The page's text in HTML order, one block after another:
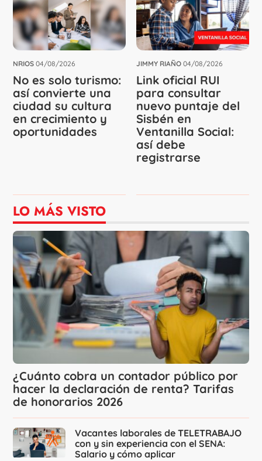
NRIOS 04/08/2026
No es solo turismo:
así convierte una
ciudad su cultura
en crecimiento y
oportunidades
JIMMY RIAÑO 04/08/2026
Link oficial RUI
para consultar
nuevo puntaje del
Sisbén en
Ventanilla Social:
así debe
registrarse
LO MÁS VISTO
¿Cuánto cobra un contador público por
hacer la declaración de renta? Tarifas
de honorarios 2026
Vacantes laborales de TELETRABAJO
con y sin experiencia con el SENA:
Salario y cómo aplicar